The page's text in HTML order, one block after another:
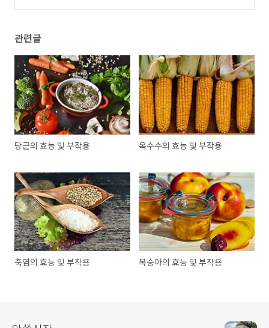
관련글
당근의 효능 및 부작용 옥수수의 효능 및 부작용
죽염의 효능 및 부작용 복숭아의 효능 및 부작용